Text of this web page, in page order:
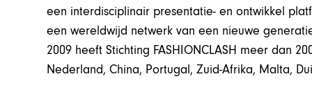
een interdisciplinair presentatie- en ontwikkel
een wereldwijd netwerk van een nieuwe
2009 heeft Stichting FASHIONCLASH meer dan
Nederland, China, Portugal, Zuid-Afrika, Malta,